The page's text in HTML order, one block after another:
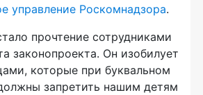
управление Роскомнадзора.
прочтение сотрудниками
законопроекта. Он изобилует
которые при буквальном
запретить нашим детям